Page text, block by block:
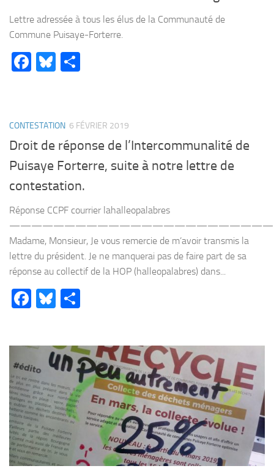
Lettre adressée à tous les élus de la Communauté de
Commune Puisaye-Forterre.
Facebook
Bluesky
CONTESTATION 6 FÉVRIER 2019
Droit de réponse de l’Intercommunalité de
Puisaye Forterre, suite à notre lettre de
contestation.
Réponse CCPF courrier lahalleopalabres
Madame, Monsieur, Je vous remercie de m’avoir transmis la
lettre du président. Je ne manquerai pas de faire part de sa
réponse au collectif de la HOP (halleopalabres) dans...
Facebook
Bluesky